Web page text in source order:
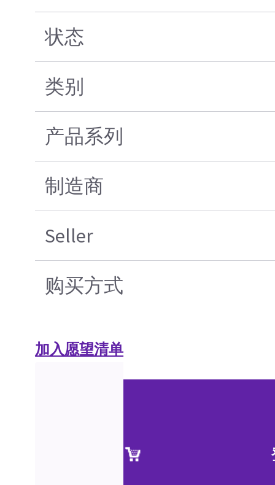
状态
类别
产品系列
制造商
Seller
购买方式
加入愿望清单